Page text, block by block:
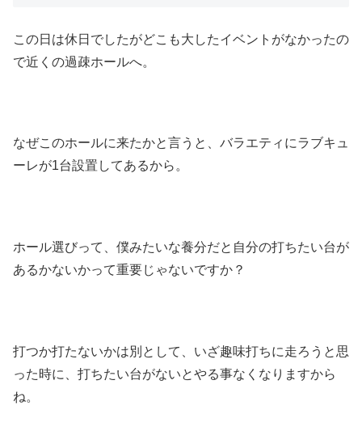
この日は休日でしたがどこも大したイベントがなかったの
で近くの過疎ホールへ。
なぜこのホールに来たかと言うと、バラエティにラブキュ
ーレが1台設置してあるから。
ホール選びって、僕みたいな養分だと自分の打ちたい台が
あるかないかって重要じゃないですか？
打つか打たないかは別として、いざ趣味打ちに走ろうと思
った時に、打ちたい台がないとやる事なくなりますから
ね。